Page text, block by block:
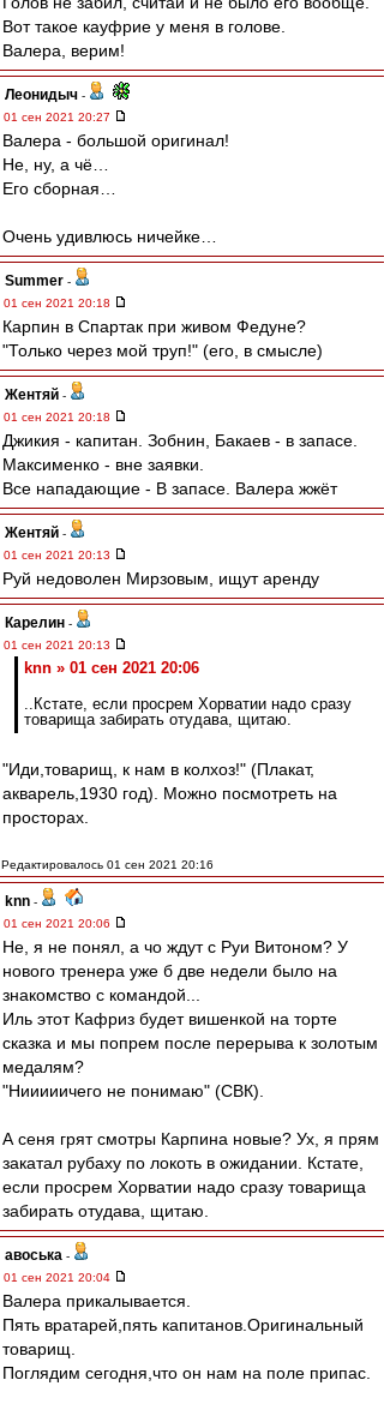
Вот такое кауфрие у меня в голове.
Валера, верим!
Леонидыч -
01 сен 2021 20:27
Валера - большой оригинал!
Не, ну, а чё…
Его сборная…
Очень удивлюсь ничейке…
Summer -
01 сен 2021 20:18
Карпин в Спартак при живом Федуне?
"Только через мой труп!" (его, в смысле)
Жентяй -
01 сен 2021 20:18
Джикия - капитан. Зобнин, Бакаев - в запасе.
Максименко - вне заявки.
Все нападающие - В запасе. Валера жжёт
Жентяй -
01 сен 2021 20:13
Руй недоволен Мирзовым, ищут аренду
Карелин -
01 сен 2021 20:13
knn » 01 сен 2021 20:06
..Кстате, если просрем Хорватии надо сразу
товарища забирать отудава, щитаю.
"Иди,товарищ, к нам в колхоз!" (Плакат,
акварель,1930 год). Можно посмотреть на
просторах.
Редактировалось 01 сен 2021 20:16
knn -
01 сен 2021 20:06
Не, я не понял, а чо ждут с Руи Витоном? У
нового тренера уже б две недели было на
знакомство с командой...
Иль этот Кафриз будет вишенкой на торте
сказка и мы попрем после перерыва к золотым
медалям?
"Нииииичего не понимаю" (СВК).
А сеня грят смотры Карпина новые? Ух, я прям
закатал рубаху по локоть в ожидании. Кстате,
если просрем Хорватии надо сразу товарища
забирать отудава, щитаю.
авоська -
01 сен 2021 20:04
Валера прикалывается.
Пять вратарей,пять капитанов.Оригинальный
товарищ.
Поглядим сегодня,что он нам на поле припас.